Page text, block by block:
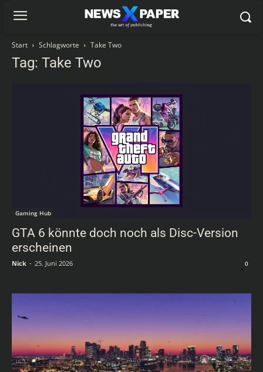
Start Schlagworte Take Two
Tag: Take Two
Gaming Hub
GTA 6 könnte doch noch als Disc-Version
erscheinen
Nick - 25. Juni 2026 0